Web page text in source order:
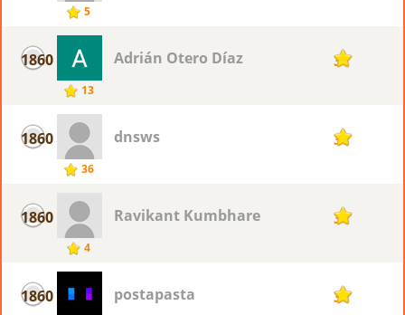
5
1860
13
Adrián Otero Díaz 3
1860
36
dnsws 3
1860
4
Ravikant Kumbhare 3
1860 postapasta 3